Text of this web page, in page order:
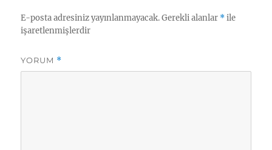
E-posta adresiniz yayınlanmayacak. Gerekli alanlar *ile
işaretlenmişlerdir
YORUM *